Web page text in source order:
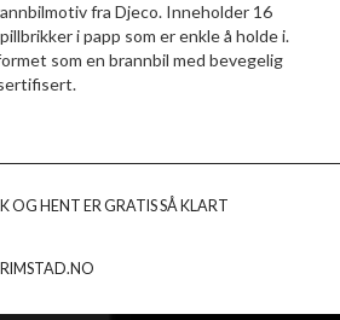
fra Djeco. Inneholder 16
i papp som er enkle å holde i.
som en brannbil med bevegelig
OG HENT ER GRATIS SÅ KLART